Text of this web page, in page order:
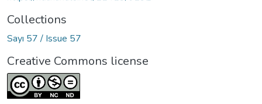
Collections
Sayı 57 / Issue 57
Creative Commons license